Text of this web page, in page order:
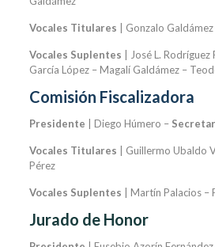
Vocales Titulares | Gonzalo
Vocales Suplentes
| José L.
García López – Magalí Galdámez –
Comisión Fiscalizadora
Presidente | Diego Húmero –
Vocales Titulares
| Guillermo Ubaldo
Pérez
Vocales Suplentes | Martín Palacios –
Jurado de Honor